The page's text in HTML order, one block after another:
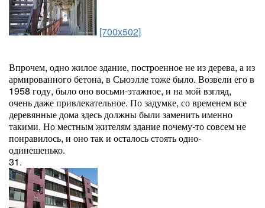
[700x502]
Впрочем, одно жилое здание, построенное не из дерева, а из
армированного бетона, в Сьюэлле тоже было. Возвели его в
1958 году, было оно восьми-этажное, и на мой взгляд,
очень даже привлекательное. По задумке, со временем все
деревянные дома здесь должны были заменить именно
такими. Но местным жителям здание почему-то совсем не
понравилось, и оно так и осталось стоять одно-
одинешенько.
31.